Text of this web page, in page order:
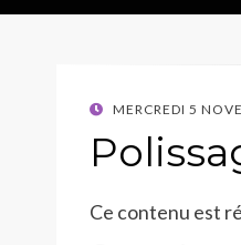
POSTED
MERCREDI 5
Ce contenu est